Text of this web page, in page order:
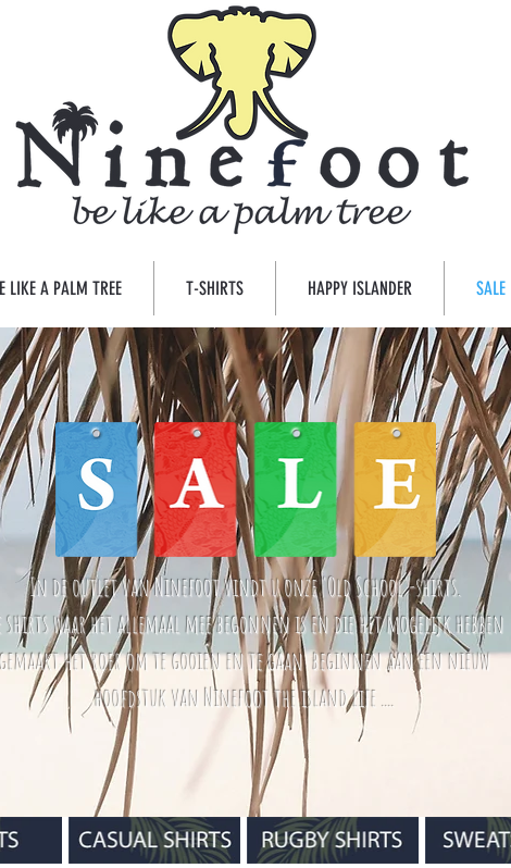
LIKE A PALM TREE T-SHIRTS HAPPY ISLANDER SALE
In de outlet van Ninefoot vindt u onze 'Old School'-shirts.
shirts waar het allemaal mee begonnen is en die het mogelijk hebben
gemaakt het roer om te gooien en te gaan beginnen aan een nieuw
hoofdstuk van Ninefoot the island life ....